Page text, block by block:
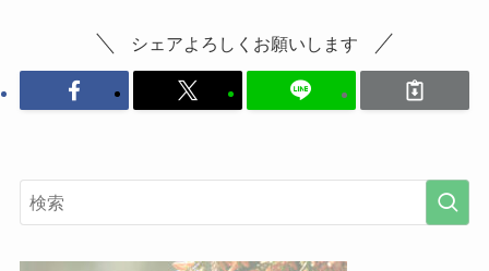
シェアよろしくお願いします